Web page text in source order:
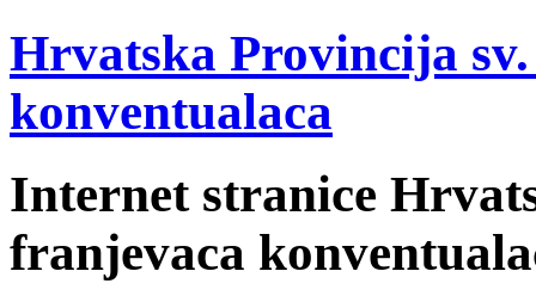
Hrvatska Provincija
konventualaca
Internet stranice
franjevaca